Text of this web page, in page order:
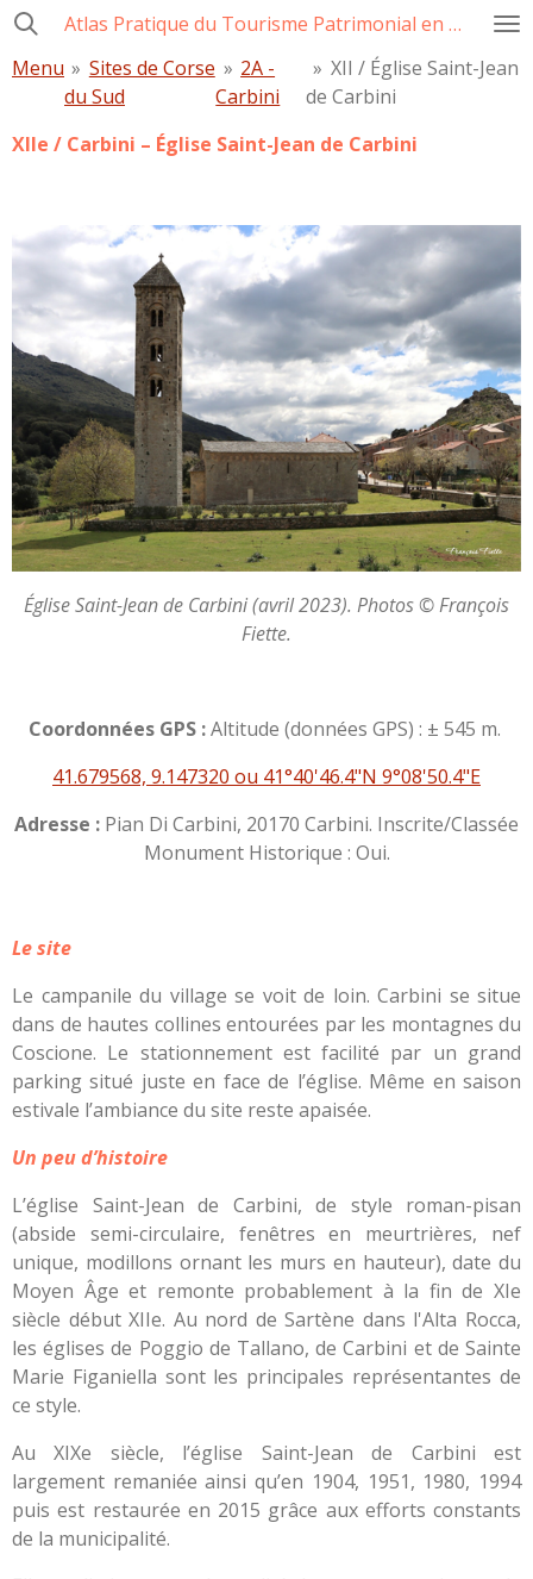
Passer
contenu
principal
Atlas Pratique du Tourisme Patrimonial en Corse
Menu » Sites de Corse
du Sud
» 2A -
Carbini
» XII / Église Saint-Jean
de Carbini
XIIe / Carbini – Église Saint-Jean de Carbini
Église Saint-Jean de Carbini (avril 2023). Photos © François
Fiette.
Coordonnées GPS :Altitude (données GPS) : ± 545 m.
41.679568, 9.147320 ou 41°40'46.4"N 9°08'50.4"E
Adresse : Pian Di Carbini, 20170 Carbini. Inscrite/Classée
Monument Historique : Oui.
Le site
Le campanile du village se voit de loin. Carbini se situe
dans de hautes collines entourées par les montagnes du
Coscione. Le stationnement est facilité par un grand
parking situé juste en face de l’église. Même en saison
estivale l’ambiance du site reste apaisée.
Un peu d’histoire
L’église Saint-Jean de Carbini, de style roman-pisan
(abside semi-circulaire, fenêtres en meurtrières, nef
unique, modillons ornant les murs en hauteur), date du
Moyen Âge et remonte probablement à la fin de XIe
siècle début XIIe. Au nord de Sartène dans l'Alta Rocca,
les églises de Poggio de Tallano, de Carbini et de Sainte
Marie Figaniella sont les principales représentantes de
ce style.
Au XIXe siècle, l’église Saint-Jean de Carbini est
largement remaniée ainsi qu’en 1904, 1951, 1980, 1994
puis est restaurée en 2015 grâce aux efforts constants
de la municipalité.